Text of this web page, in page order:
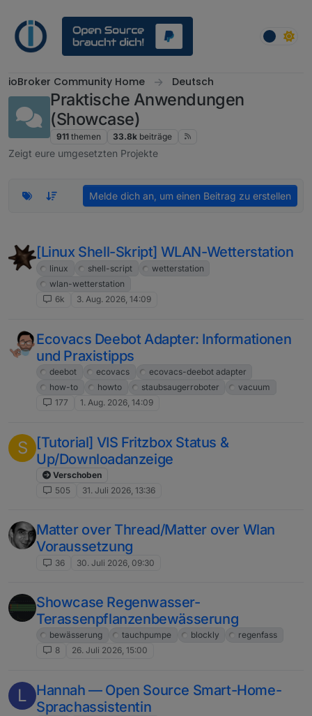
ioBroker Community Home Deutsch
Praktische Anwendungen
(Showcase)
911 themen 33.8k beiträge
Zeigt eure umgesetzten Projekte
Melde dich an, um einen Beitrag zu erstellen
[Linux Shell-Skript] WLAN-Wetterstation
linux shell-script
wetterstation
wlan-wetterstation
6k
3. Aug. 2026, 14:09
Ecovacs Deebot Adapter: Informationen
und Praxistipps
deebot ecovacs
ecovacs-deebot adapter
how-to
howto staubsaugerroboter
vacuum
177
1. Aug. 2026, 14:09
S
[Tutorial] VIS Fritzbox Status &
Up/Downloadanzeige
Verschoben
505
31. Juli 2026, 13:36
Matter over Thread/Matter over Wlan
Voraussetzung
36 30. Juli 2026, 09:30
Showcase Regenwasser-
Terassenpflanzenbewässerung
bewässerung tauchpumpe blockly
regenfass
8
26. Juli 2026, 15:00
L
Hannah — Open Source Smart-Home-
Sprachassistentin